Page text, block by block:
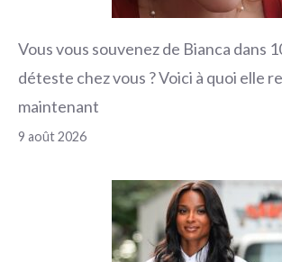
Vous vous souvenez de Bianca dans
déteste chez vous ? Voici à quoi elle
maintenant
9 août 2026